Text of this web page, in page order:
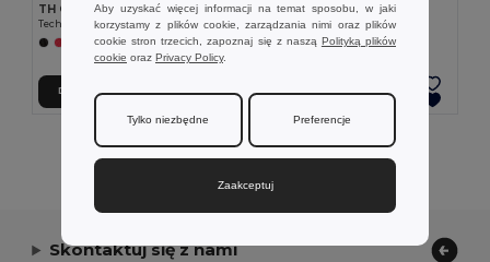
TH Clothes 30292
Techniczna koszulka polo dla kobiet
+2 kolory
Dodaj Do Koszyka
TH Clothes 30264
Damska koszulka polo
+5 kolory
Dodaj Do Koszyka
Wyświetlanie Wszystkich Produktów.
Skontaktuj się z nami
Aby uzyskać więcej informacji na temat sposobu, w jaki
korzystamy z plików cookie, zarządzania nimi oraz plików
cookie stron trzecich, zapoznaj się z naszą Polityką plików
cookie oraz Privacy Policy.
Tylko niezbędne Preferencje
Zaakceptuj